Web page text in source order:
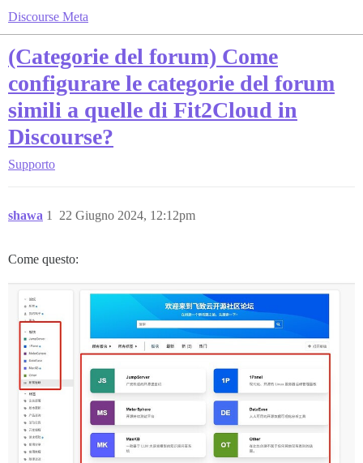
Discourse Meta
(Categorie del forum) Come
configurare le categorie del forum
simili a quelle di Fit2Cloud in
Discourse?
Supporto
shawa 22 Giugno 2024, 12:12pm
1
Come questo: